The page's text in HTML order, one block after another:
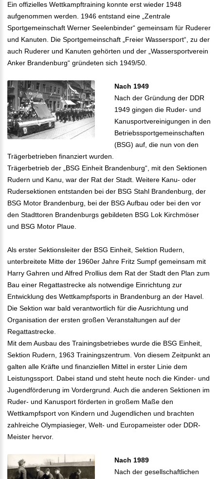
Ein offizielles Wettkampftraining konnte erst wieder 1948
aufgenommen werden. 1946 entstand eine „Zentrale
Sportgemeinschaft Werner Seelenbinder“ gemeinsam für Ruderer
und Kanuten. Die Sportgemeinschaft „Freier Wassersport“, zu der
auch Ruderer und Kanuten gehörten und der „Wassersportverein
Anker Brandenburg“ gründeten sich 1949/50.
Nach 1949
Nach der Gründung der DDR
1949 gingen die Ruder- und
Kanusportvereinigungen in den
Betriebssportgemeinschaften
(BSG) auf, die nun von den
Trägerbetrieben finanziert wurden.
Trägerbetrieb der „BSG Einheit Brandenburg“, mit den Sektionen
Rudern und Kanu, war der Rat der Stadt. Weitere Kanu- oder
Rudersektionen entstanden bei der BSG Stahl Brandenburg, der
BSG Motor Brandenburg, bei der BSG Aufbau oder bei den vor
den Stadttoren Brandenburgs gebildeten BSG Lok Kirchmöser
und BSG Motor Plaue.
Als erster Sektionsleiter der BSG Einheit, Sektion Rudern,
unterbreitete Mitte der 1960er Jahre Fritz Sumpf gemeinsam mit
Harry Gahren und Alfred Prollius dem Rat der Stadt den Plan zum
Bau einer Regattastrecke als notwendige Einrichtung zur
Entwicklung des Wettkampfsports in Brandenburg an der Havel.
Die Sektion war bald verantwortlich für die Ausrichtung und
Organisation der ersten großen Veranstaltungen auf der
Regattastrecke.
Mit dem Ausbau des Trainingsbetriebes wurde die BSG Einheit,
Sektion Rudern, 1963 Trainingszentrum. Von diesem Zeitpunkt an
galten alle Kräfte und finanziellen Mittel in erster Linie dem
Leistungssport. Dabei stand und steht heute noch die Kinder- und
Jugendförderung im Vordergrund. Auch die anderen Sektionen im
Ruder- und Kanusport förderten in großem Maße den
Wettkampfsport von Kindern und Jugendlichen und brachten
zahlreiche Olympiasieger, Welt- und Europameister oder DDR-
Meister hervor.
Nach 1989
Nach der gesellschaftlichen